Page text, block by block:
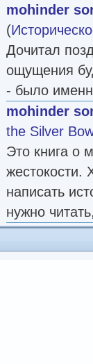
mohinder
(
Дочитал
ощущения
- было
mohinder
the Silver
Это книга о
жестокости.
написать
нужно